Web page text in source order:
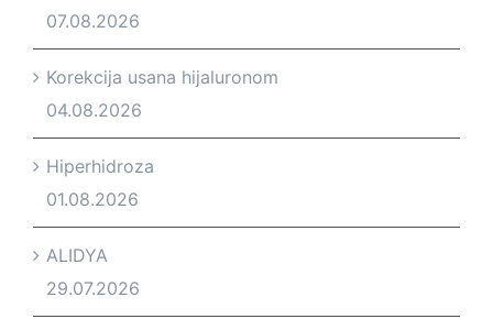
07.08.2026
Korekcija usana hijaluronom
04.08.2026
Hiperhidroza
01.08.2026
ALIDYA
29.07.2026